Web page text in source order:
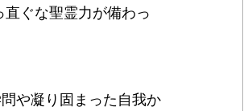
ぐな聖霊力が備わっ
や凝り固まった自我か